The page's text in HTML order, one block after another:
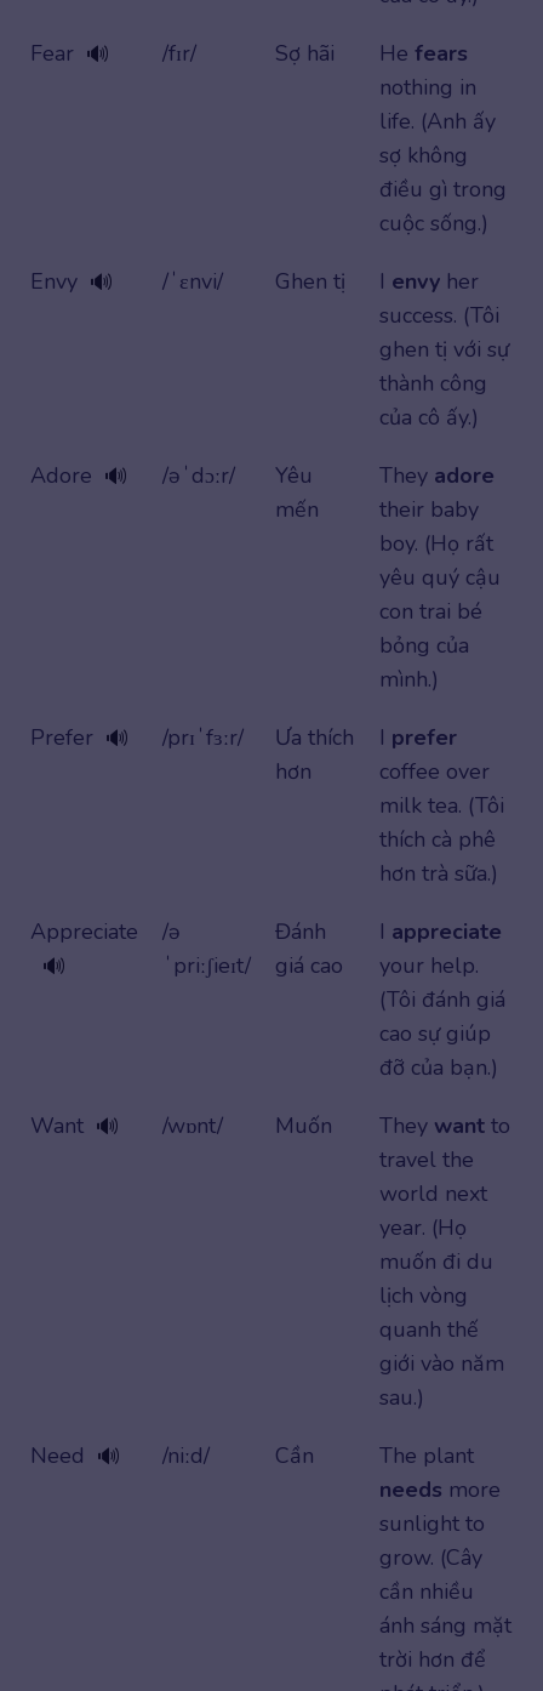
Fear 🔊 /fɪr/ Sợ hãi He fears
nothing in
life. (Anh ấy
sợ không
điều gì trong
cuộc sống.)
Envy 🔊 /ˈɛnvi/ Ghen tị I envy her
success. (Tôi
ghen tị với sự
thành công
của cô ấy.)
Adore 🔊 /əˈdɔːr/
Yêu
mến
They adore
their baby
boy. (Họ rất
yêu quý cậu
con trai bé
bỏng của
mình.)
Prefer 🔊 /prɪˈfɜːr/
Ưa thích
hơn
I prefer
coffee over
milk tea. (Tôi
thích cà phê
hơn trà sữa.)
Appreciate
🔊
/ə
ˈpriːʃieɪt/
Đánh
giá cao
I appreciate
your help.
(Tôi đánh giá
cao sự giúp
đỡ của bạn.)
Want 🔊 /wɒnt/ Muốn They want to
travel the
world next
year. (Họ
muốn đi du
lịch vòng
quanh thế
giới vào năm
sau.)
Need 🔊 /niːd/ Cần
The plant
needs more
sunlight to
grow. (Cây
cần nhiều
ánh sáng mặt
trời hơn để